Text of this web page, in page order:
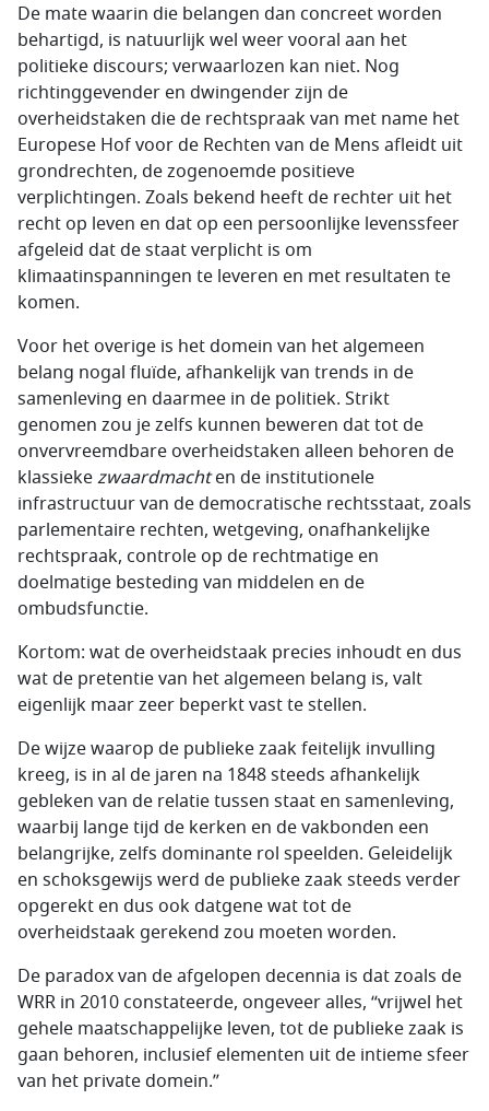
De mate waarin die belangen dan concreet worden
behartigd, is natuurlijk wel weer vooral aan het
politieke discours; verwaarlozen kan niet. Nog
richtinggevender en dwingender zijn de
overheidstaken die de rechtspraak van met name het
Europese Hof voor de Rechten van de Mens afleidt uit
grondrechten, de zogenoemde positieve
verplichtingen. Zoals bekend heeft de rechter uit het
recht op leven en dat op een persoonlijke levenssfeer
afgeleid dat de staat verplicht is om
klimaatinspanningen te leveren en met resultaten te
komen.
Voor het overige is het domein van het algemeen
belang nogal fluïde, afhankelijk van trends in de
samenleving en daarmee in de politiek. Strikt
genomen zou je zelfs kunnen beweren dat tot de
onvervreemdbare overheidstaken alleen behoren de
klassiekezwaardmachten de institutionele
infrastructuur van de democratische rechtsstaat, zoals
parlementaire rechten, wetgeving, onafhankelijke
rechtspraak, controle op de rechtmatige en
doelmatige besteding van middelen en de
ombudsfunctie.
Kortom: wat de overheidstaak precies inhoudt en dus
wat de pretentie van het algemeen belang is, valt
eigenlijk maar zeer beperkt vast te stellen.
De wijze waarop de publieke zaak feitelijk invulling
kreeg, is in al de jaren na 1848 steeds afhankelijk
gebleken van de relatie tussen staat en samenleving,
waarbij lange tijd de kerken en de vakbonden een
belangrijke, zelfs dominante rol speelden. Geleidelijk
en schoksgewijs werd de publieke zaak steeds verder
opgerekt en dus ook datgene wat tot de
overheidstaak gerekend zou moeten worden.
De paradox van de afgelopen decennia is dat zoals de
WRR in 2010 constateerde, ongeveer alles, “vrijwel het
gehele maatschappelijke leven, tot de publieke zaak is
gaan behoren, inclusief elementen uit de intieme sfeer
van het private domein.”